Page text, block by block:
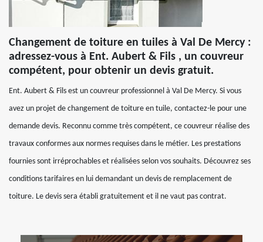
Changement de toiture en tuiles à Val De Mercy :
adressez-vous à Ent. Aubert & Fils , un couvreur
compétent, pour obtenir un devis gratuit.
Ent. Aubert & Fils est un couvreur professionnel à Val De Mercy. Si vous
avez un projet de changement de toiture en tuile, contactez-le pour une
demande devis. Reconnu comme très compétent, ce couvreur réalise des
travaux conformes aux normes requises dans le métier. Les prestations
fournies sont irréprochables et réalisées selon vos souhaits. Découvrez ses
conditions tarifaires en lui demandant un devis de remplacement de
toiture. Le devis sera établi gratuitement et il ne vaut pas contrat.